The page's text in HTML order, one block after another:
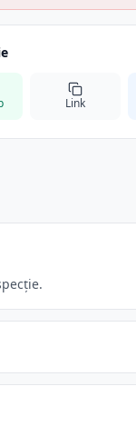
Link